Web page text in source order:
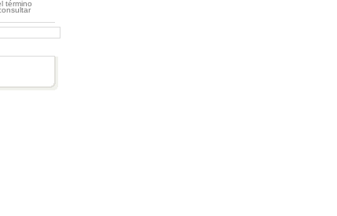
término